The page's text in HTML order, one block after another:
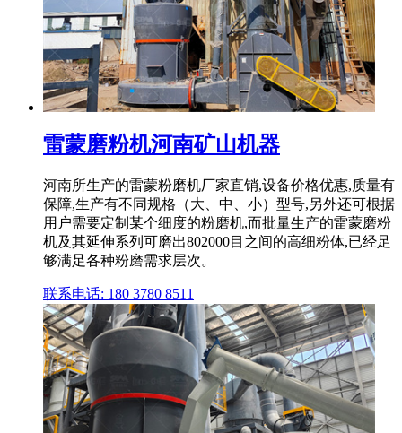
雷蒙磨粉机河南矿山机器
河南所生产的雷蒙粉磨机厂家直销,设备价格优惠,质量有
保障,生产有不同规格（大、中、小）型号,另外还可根据
用户需要定制某个细度的粉磨机,而批量生产的雷蒙磨粉
机及其延伸系列可磨出802000目之间的高细粉体,已经足
够满足各种粉磨需求层次。
联系电话: 180 3780 8511